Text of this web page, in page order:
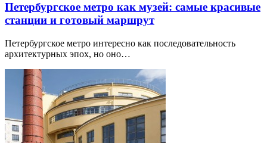
Петербургское метро как музей: самые красивые
станции и готовый маршрут
Петербургское метро интересно как последовательность
архитектурных эпох, но оно…